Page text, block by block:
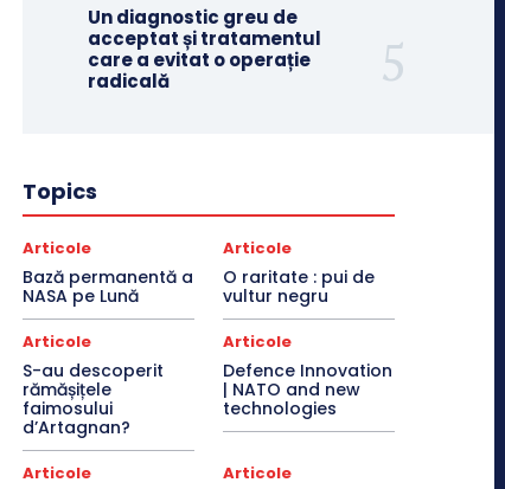
Un diagnostic greu de
acceptat și tratamentul
care a evitat o operație
radicală
Topics
Articole
Bază permanentă a
NASA pe Lună
Articole
O raritate : pui de
vultur negru
Articole
S-au descoperit
rămășițele
faimosului
d’Artagnan?
Articole
Defence Innovation
| NATO and new
technologies
Articole Articole